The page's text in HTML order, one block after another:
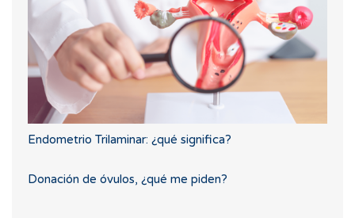
Endometrio Trilaminar: ¿qué significa?
Donación de óvulos, ¿qué me piden?